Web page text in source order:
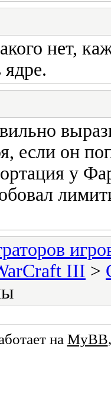
нет,
если он
у
III >
на MyBB